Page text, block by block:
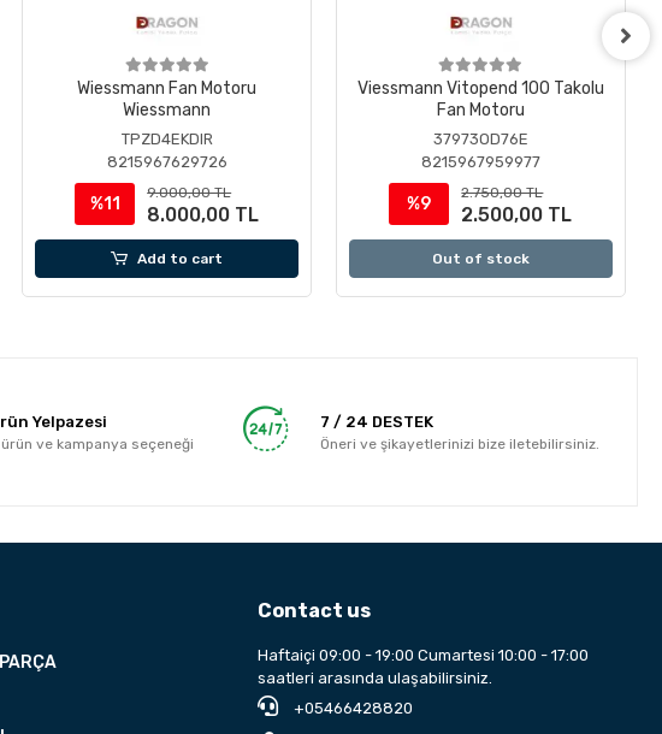
Wiessmann Fan Motoru
Wiessmann
TPZD4EKDIR
8215967629726
%11
9.000,00 TL
8.000,00 TL
Add to cart
Viessmann Vitopend 100 Takolu
Fan Motoru
37973OD76E
8215967959977
%9
2.750,00 TL
2.500,00 TL
Out of stock
Yelpazesi
ve kampanya seçeneği
7 / 24 DESTEK
Öneri ve şikayetlerinizi bize iletebilirsiniz.
Contact us
Haftaiçi 09:00 - 19:00 Cumartesi 10:00 - 17:00
saatleri arasında ulaşabilirsiniz.
+05466428820